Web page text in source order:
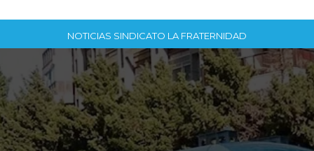
NOTICIAS SINDICATO LA FRATERNIDAD